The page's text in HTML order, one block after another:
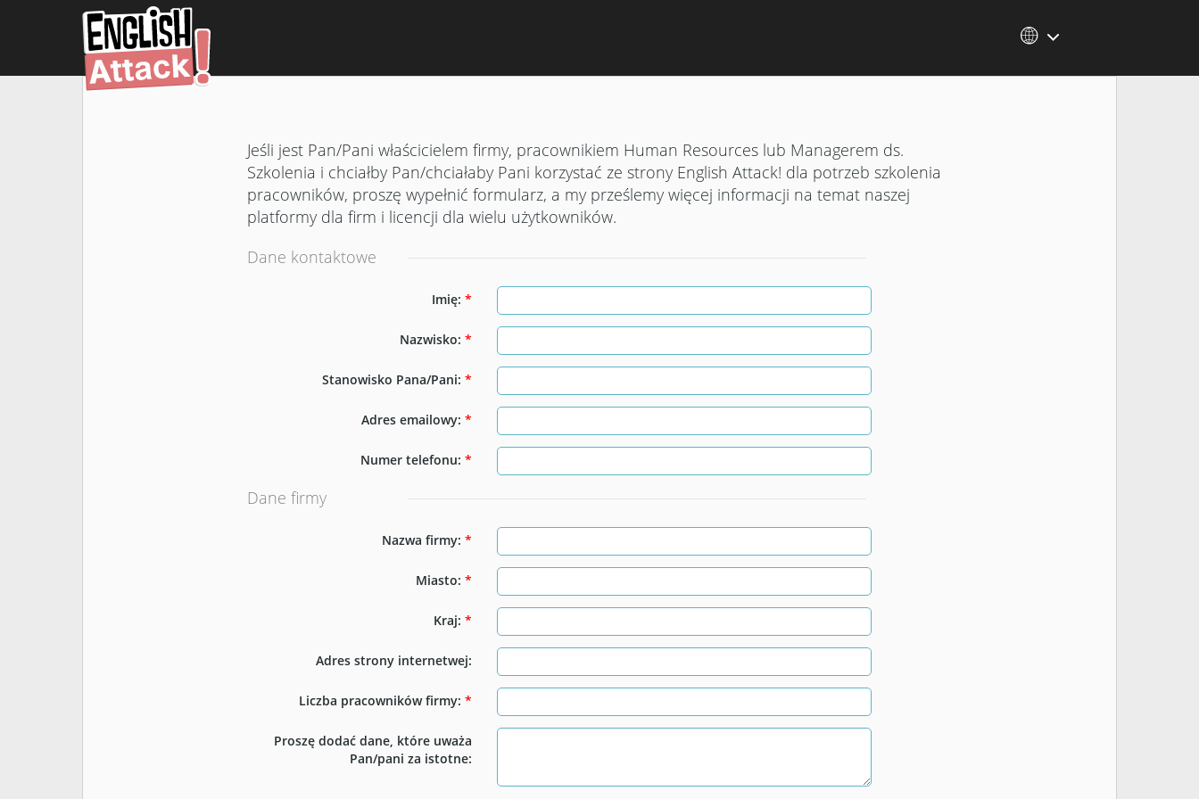
Jeśli jest Pan/Pani właścicielem firmy, pracownikiem Human Resources lub Managerem ds.
Szkolenia i chciałby Pan/chciałaby Pani korzystać ze strony English Attack! dla potrzeb szkolenia
pracowników, proszę wypełnić formularz, a my prześlemy więcej informacji na temat naszej
platformy dla firm i licencji dla wielu użytkowników.
Dane kontaktowe
Imię: *
Nazwisko: *
Stanowisko Pana/Pani: *
Adres emailowy: *
Numer telefonu: *
Dane firmy
Nazwa firmy: *
Miasto: *
Kraj: *
Adres strony internetwej:
Liczba pracowników firmy: *
Proszę dodać dane, które uważa
Pan/pani za istotne: